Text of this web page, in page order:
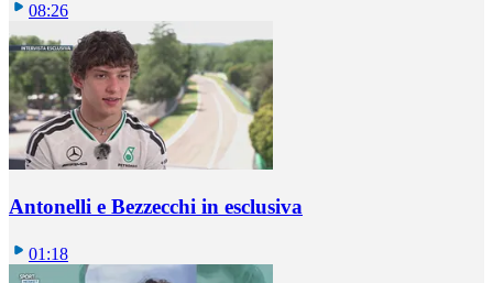
08:26
Antonelli e Bezzecchi in esclusiva
01:18